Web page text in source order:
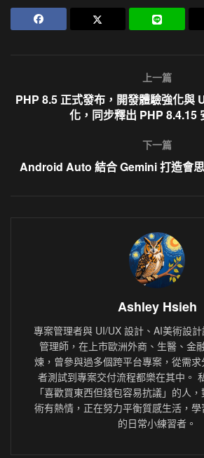
上一篇
PHP 8.5 正式發布，開發體驗強化與
化，同步釋出 PHP 8.4.15
下一篇
Android Auto 結合 Gemini 打造會
Ashley Hsieh
專案管理者與 UI/UX 設計、AI美術設
管理師，在上市歐洲外商、生醫、金
煉，曾參與過多個跨平台專案，從需
者測試到專案交付流程都樂在其中。
「喜歡買東西但錢包容易抗議」的人
術有熱情，正在努力平衡質感生活，
的日常小練習者。